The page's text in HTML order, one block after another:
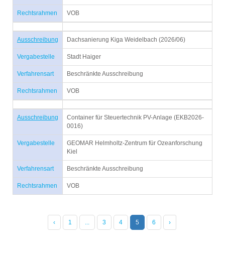
Rechtsrahmen VOB
Ausschreibung Dachsanierung Kiga Weidelbach (2026/06)
Vergabestelle Stadt Haiger
Verfahrensart Beschränkte Ausschreibung
Rechtsrahmen VOB
Ausschreibung
Container für Steuertechnik PV-Anlage (EKB2026-
0016)
Vergabestelle
GEOMAR Helmholtz-Zentrum für Ozeanforschung
Kiel
Verfahrensart Beschränkte Ausschreibung
Rechtsrahmen VOB
‹ 1 ... 3 4 5 6 ›